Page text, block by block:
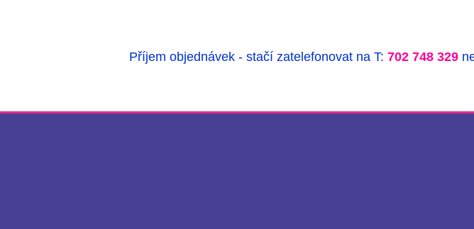
Příjem objednávek - stačí zatelefonovat na T:702 748 329